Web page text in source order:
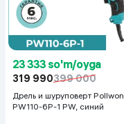
23 333 so'm/oyga
319 990399 000
Дрель и шуруповерт Pollwon
PW110-6P-1 PW, синий